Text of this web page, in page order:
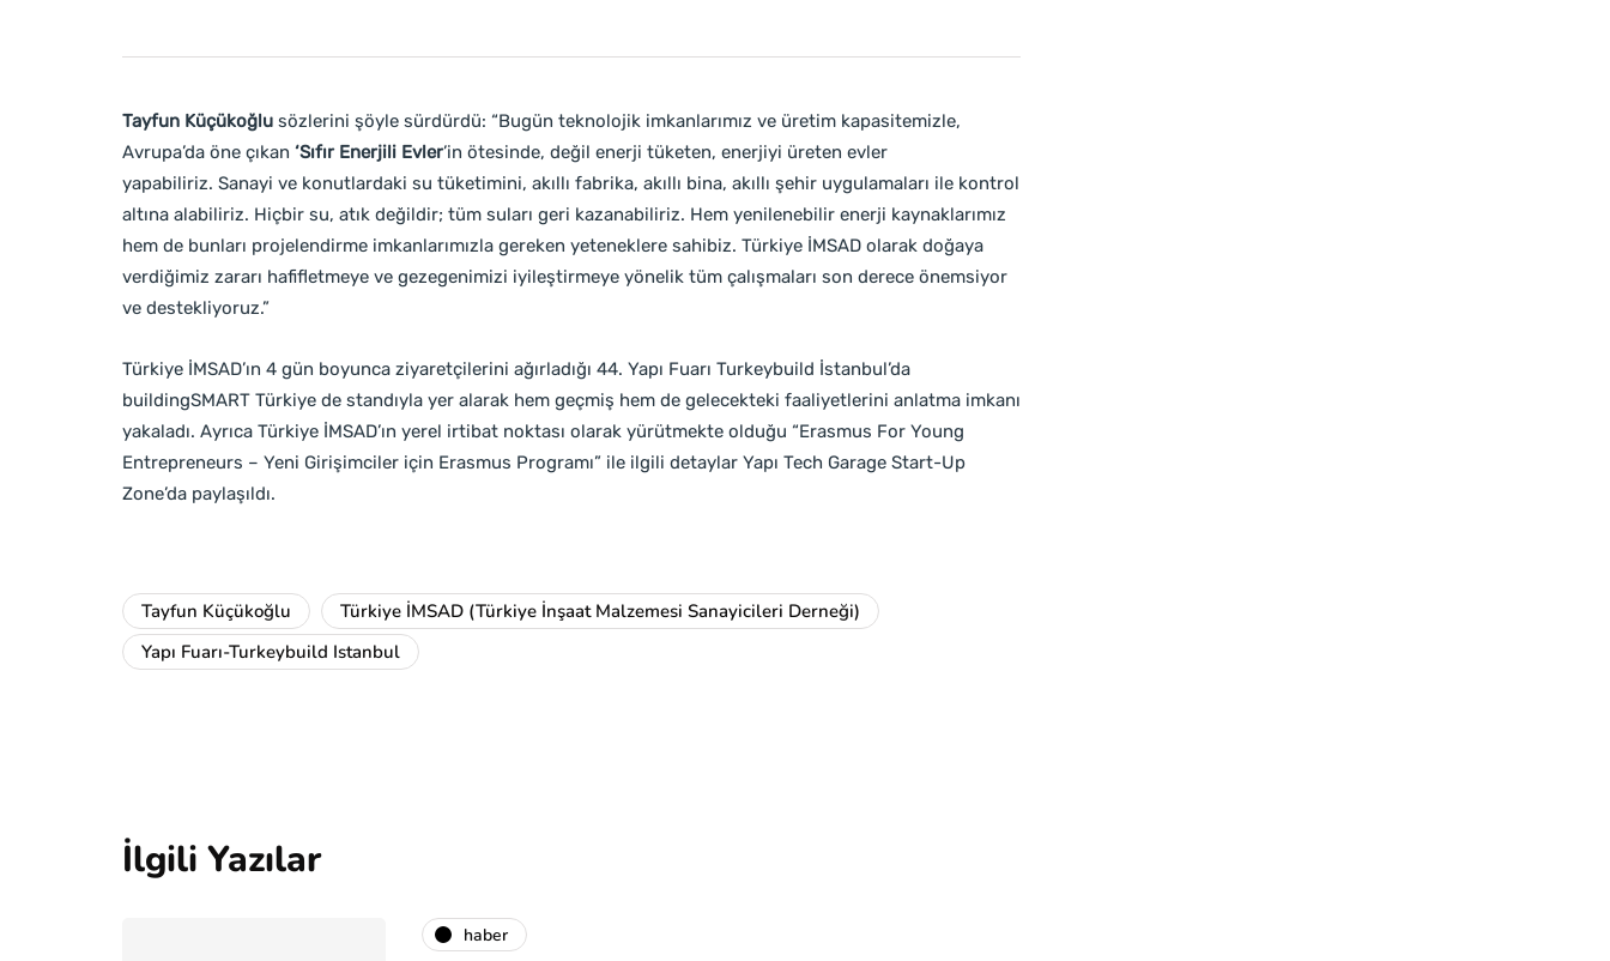
Tayfun Küçükoğlu sözlerini şöyle sürdürdü: “Bugün teknolojik imkanlarımız ve üretim kapasitemizle,
Avrupa’da öne çıkan ‘Sıfır Enerjili Evler’in ötesinde, değil enerji tüketen, enerjiyi üreten evler
yapabiliriz. Sanayi ve konutlardaki su tüketimini, akıllı fabrika, akıllı bina, akıllı şehir uygulamaları ile kontrol
altına alabiliriz. Hiçbir su, atık değildir; tüm suları geri kazanabiliriz. Hem yenilenebilir enerji kaynaklarımız
hem de bunları projelendirme imkanlarımızla gereken yeteneklere sahibiz. Türkiye İMSAD olarak doğaya
verdiğimiz zararı hafifletmeye ve gezegenimizi iyileştirmeye yönelik tüm çalışmaları son derece önemsiyor
ve destekliyoruz.”
Türkiye İMSAD’ın 4 gün boyunca ziyaretçilerini ağırladığı 44. Yapı Fuarı Turkeybuild İstanbul’da
buildingSMART Türkiye de standıyla yer alarak hem geçmiş hem de gelecekteki faaliyetlerini anlatma imkanı
yakaladı. Ayrıca Türkiye İMSAD’ın yerel irtibat noktası olarak yürütmekte olduğu “Erasmus For Young
Entrepreneurs – Yeni Girişimciler için Erasmus Programı” ile ilgili detaylar Yapı Tech Garage Start-Up
Zone’da paylaşıldı.
Tayfun Küçükoğlu
Türkiye İMSAD (Türkiye İnşaat Malzemesi Sanayicileri Derneği)
Yapı Fuarı-Turkeybuild Istanbul
İlgili Yazılar
haber